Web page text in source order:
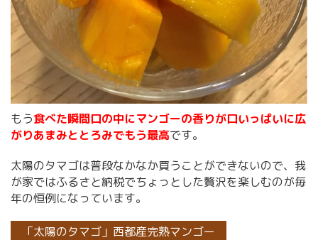
もう食べた瞬間口の中にマンゴーの香りが口いっぱいに広
がりあまみととろみでもう最高です。
太陽のタマゴは普段なかなか買うことができないので、我
が家ではふるさと納税でちょっとした贅沢を楽しむのが毎
年の恒例になっています。
「太陽のタマゴ」西都産完熟マンゴー